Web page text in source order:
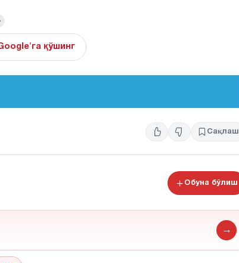
қўшинг
Сақлаш
Обуна бўлиш
→